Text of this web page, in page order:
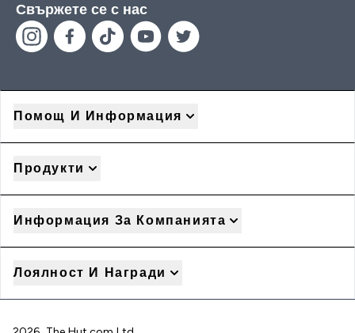
Свържете се с нас
Помощ И Информация
Продукти
Информация За Компанията
Лоялност И Награди